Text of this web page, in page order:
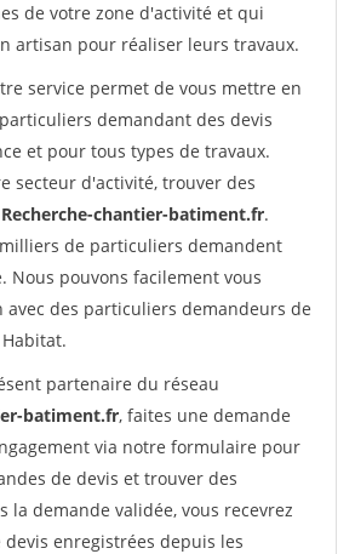
de votre zone d'activité et qui
artisan pour réaliser leurs travaux.
service permet de vous mettre en
demandant des devis
et pour tous types de travaux.
secteur d'activité, trouver des
Recherche-chantier-batiment.fr.
de particuliers demandent
Nous pouvons facilement vous
des particuliers demandeurs de
partenaire du réseau
batiment.fr, faites une demande
via notre formulaire pour
de devis et trouver des
la demande validée, vous recevrez
enregistrées depuis les